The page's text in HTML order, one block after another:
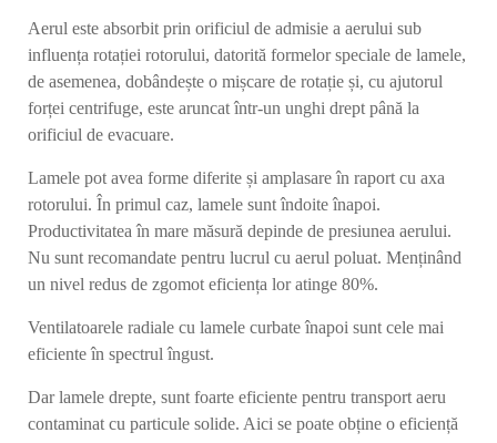
Aerul este absorbit prin orificiul de admisie a aerului sub
influența rotației rotorului, datorită formelor speciale de lamele,
de asemenea, dobândește o mișcare de rotație și, cu ajutorul
forței centrifuge, este aruncat într-un unghi drept până la
orificiul de evacuare.
Lamele pot avea forme diferite și amplasare în raport cu axa
rotorului. În primul caz, lamele sunt îndoite înapoi.
Productivitatea în mare măsură depinde de presiunea aerului.
Nu sunt recomandate pentru lucrul cu aerul poluat. Menținând
un nivel redus de zgomot eficiența lor atinge 80%.
Ventilatoarele radiale cu lamele curbate înapoi sunt cele mai
eficiente în spectrul îngust.
Dar lamele drepte, sunt foarte eficiente pentru transport aeru
contaminat cu particule solide. Aici se poate obține o eficiență